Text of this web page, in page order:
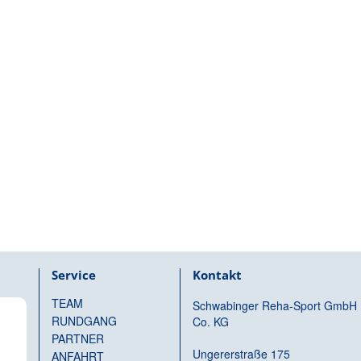
Service
TEAM
RUNDGANG
PARTNER
ANFAHRT
Kontakt
Schwabinger Reha-Sport GmbH
Co. KG
Ungererstraße 175